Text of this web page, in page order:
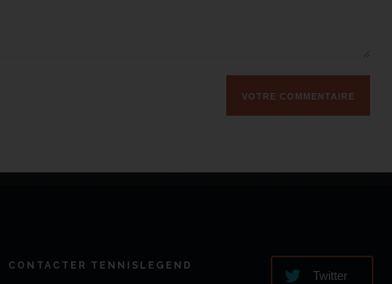
CONTACTER TENNISLEGEND
Twitter